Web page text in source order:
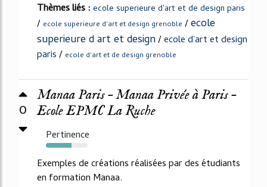
Thèmes liés : ecole superieure d'art et de design paris
/ ecole superieure d'art et design grenoble /ecole
superieure d art et design/ecole d'art et design
paris/ ecole d'art et de design grenoble
0
Manaa Paris – Manaa Privée à Paris –
Ecole EPMC La Ruche
Pertinence
62%
Exemples de créations réalisées par des étudiants
en formation Manaa.